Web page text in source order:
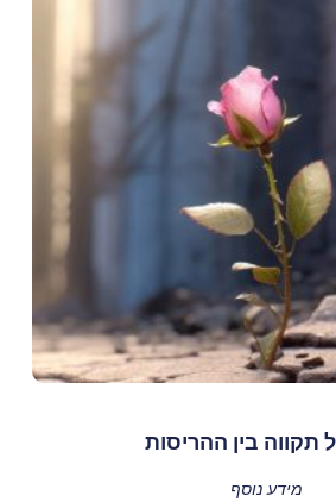
תקווה בין ההריסות
מידע נוסף